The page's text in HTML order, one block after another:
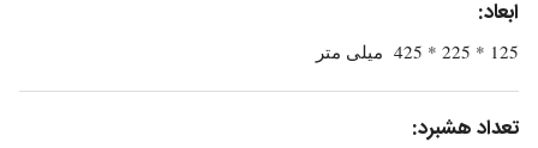
ابعاد:
125 * 225 * 425 میلی متر
تعداد هشبرد: